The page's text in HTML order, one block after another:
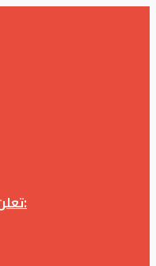
تعلن جامعة إدلب عن إجراء مناقصة (بالظرف المختوم) لشراء وتوريد زجاجيات ومواد مخبرية لزوم مخابر جامعة إدلب وفق الكميات والمواصفات المحددة أدناه: